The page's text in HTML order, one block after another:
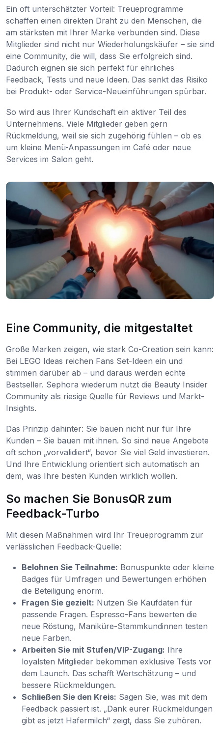
Ein oft unterschätzter Vorteil: Treueprogramme
schaffen einen direkten Draht zu den Menschen, die
am stärksten mit Ihrer Marke verbunden sind. Diese
Mitglieder sind nicht nur Wiederholungskäufer – sie sind
eine Community, die will, dass Sie erfolgreich sind.
Dadurch eignen sie sich perfekt für ehrliches
Feedback, Tests und neue Ideen. Das senkt das Risiko
bei Produkt- oder Service-Neueinführungen spürbar.
So wird aus Ihrer Kundschaft ein aktiver Teil des
Unternehmens. Viele Mitglieder geben gern
Rückmeldung, weil sie sich zugehörig fühlen – ob es
um kleine Menü-Anpassungen im Café oder neue
Services im Salon geht.
Eine Community, die mitgestaltet
Große Marken zeigen, wie stark Co-Creation sein kann:
Bei LEGO Ideas reichen Fans Set-Ideen ein und
stimmen darüber ab – und daraus werden echte
Bestseller. Sephora wiederum nutzt die Beauty Insider
Community als riesige Quelle für Reviews und Markt-
Insights.
Das Prinzip dahinter: Sie bauen nicht nur für Ihre
Kunden – Sie bauen mit ihnen. So sind neue Angebote
oft schon „vorvalidiert“, bevor Sie viel Geld investieren.
Und Ihre Entwicklung orientiert sich automatisch an
dem, was Ihre besten Kunden wirklich wollen.
So machen Sie BonusQR zum
Feedback-Turbo
Mit diesen Maßnahmen wird Ihr Treueprogramm zur
verlässlichen Feedback-Quelle:
Belohnen Sie Teilnahme: Bonuspunkte oder kleine
Badges für Umfragen und Bewertungen erhöhen
die Beteiligung enorm.
Fragen Sie gezielt: Nutzen Sie Kaufdaten für
passende Fragen. Espresso-Fans bewerten die
neue Röstung, Maniküre-Stammkundinnen testen
neue Farben.
Arbeiten Sie mit Stufen/VIP-Zugang: Ihre
loyalsten Mitglieder bekommen exklusive Tests vor
dem Launch. Das schafft Wertschätzung – und
bessere Rückmeldungen.
Schließen Sie den Kreis: Sagen Sie, was mit dem
Feedback passiert ist. „Dank eurer Rückmeldungen
gibt es jetzt Hafermilch“ zeigt, dass Sie zuhören.